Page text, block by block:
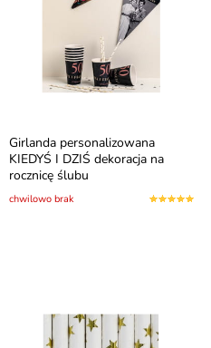
Girlanda personalizowana
KIEDYŚ I DZIŚ dekoracja na
rocznicę ślubu
chwilowo brak